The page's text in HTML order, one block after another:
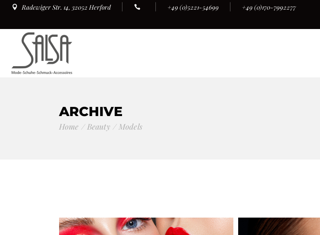
Radewiger Str. 14, 32052 Herford +49 (0)5221-54699 +49 (0)170-7992277
ARCHIVE
Home Beauty Models